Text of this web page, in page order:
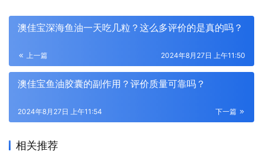
澳佳宝深海鱼油一天吃几粒？这么多评价的是真的吗？
上一篇 2024年8月27日 上午11:50
澳佳宝鱼油胶囊的副作用？评价质量可靠吗？
下一篇
2024年8月27日 上午11:54
相关推荐